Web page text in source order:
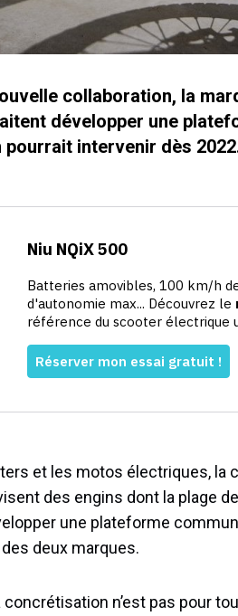
collaboration, la
développer une
intervenir dès
et les motos électriques, la
des engins dont la plage
une plateforme
deux marques.
concrétisation n’est pas pour